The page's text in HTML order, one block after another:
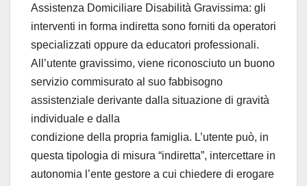
Assistenza Domiciliare Disabilità Gravissima: gli
interventi in forma indiretta sono forniti da operatori
specializzati oppure da educatori professionali.
All’utente gravissimo, viene riconosciuto un buono
servizio commisurato al suo fabbisogno
assistenziale derivante dalla situazione di gravità
individuale e dalla
condizione della propria famiglia. L’utente può, in
questa tipologia di misura “indiretta”, intercettare in
autonomia l’ente gestore a cui chiedere di erogare